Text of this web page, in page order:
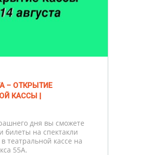
– ОТКРЫТИЕ
КАССЫ |
дня вы сможете
билеты на спектакли
театральной кассе на
55А.